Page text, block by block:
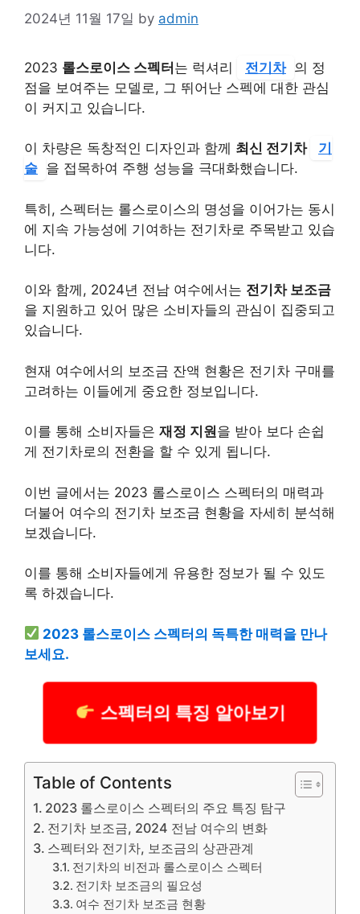
2024년 11월 17일 by admin
2023 롤스로이스 스펙터는 럭셔리 전기차 의 정
점을 보여주는 모델로, 그 뛰어난 스펙에 대한 관심
이 커지고 있습니다.
이 차량은 독창적인 디자인과 함께 최신 전기차
기
술 을 접목하여 주행 성능을 극대화했습니다.
특히, 스펙터는 롤스로이스의 명성을 이어가는 동시
에 지속 가능성에 기여하는 전기차로 주목받고 있습
니다.
이와 함께, 2024년 전남 여수에서는 전기차 보조금
을 지원하고 있어 많은 소비자들의 관심이 집중되고
있습니다.
현재 여수에서의 보조금 잔액 현황은 전기차 구매를
고려하는 이들에게 중요한 정보입니다.
이를 통해 소비자들은 재정 지원을 받아 보다 손쉽
게 전기차로의 전환을 할 수 있게 됩니다.
이번 글에서는 2023 롤스로이스 스펙터의 매력과
더불어 여수의 전기차 보조금 현황을 자세히 분석해
보겠습니다.
이를 통해 소비자들에게 유용한 정보가 될 수 있도
록 하겠습니다.
2023 롤스로이스 스펙터의 독특한 매력을 만나
보세요.
스펙터의 특징 알아보기
Table of Contents
2023 롤스로이스 스펙터의 주요 특징 탐구
전기차 보조금, 2024 전남 여수의 변화
스펙터와 전기차, 보조금의 상관관계
전기차의 비전과 롤스로이스 스펙터
전기차 보조금의 필요성
여수 전기차 보조금 현황